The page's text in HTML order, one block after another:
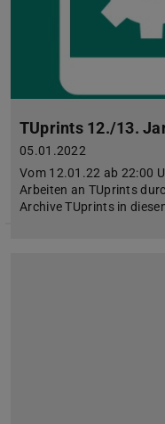
TUprints 12./13.
05.01.2022
Vom 12.01.22 ab 22:00
Arbeiten an TUprints
Archive TUprints in